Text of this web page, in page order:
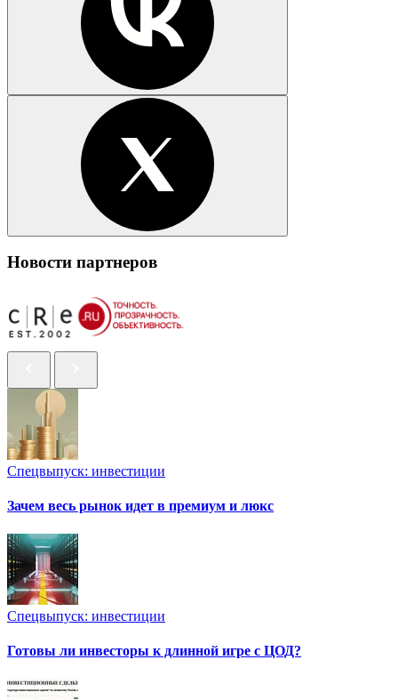
Новости партнеров
Спецвыпуск: инвестиции
Зачем весь рынок идет в премиум и люкс
Спецвыпуск: инвестиции
Готовы ли инвесторы к длинной игре с ЦОД?